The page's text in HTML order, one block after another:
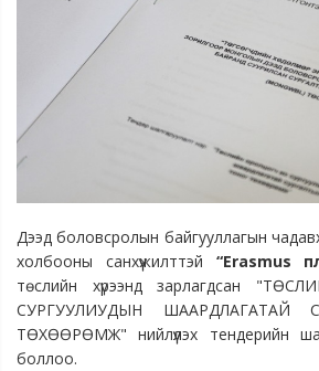
Дээд боловсролын байгууллагын
холбооны санхүүжилттэй “Erasmus
төслийн хүрээнд зарлагдсан
СУРГУУЛИУДЫН ШААРДЛАГАТАЙ
ТӨХӨӨРӨМЖ" нийлүүлэх тендерийн
боллоо.